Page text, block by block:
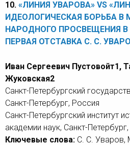
10. «ЛИНИЯ УВАРОВА» VS
ИДЕОЛОГИЧЕСКАЯ БОРЬБА В
НАРОДНОГО ПРОСВЕЩЕНИЯ В
ПЕРВАЯ ОТСТАВКА С. С.
Иван Сергеевич Пустовойт1,
Жуковская2
Санкт-Петербургский
Санкт-Петербург, Россия
Санкт-Петербургский институт
академии наук, Санкт-
Ключевые слова: С. С. Уваров,